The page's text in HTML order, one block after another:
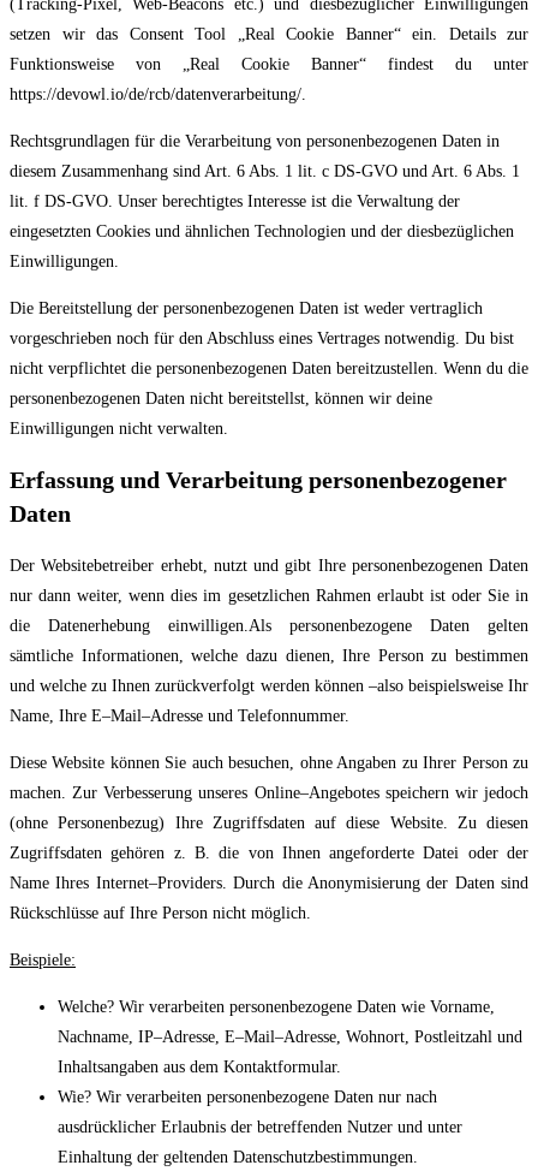
(Tracking-Pixel, Web-Beacons etc.) und diesbezüglicher Einwilligungen
setzen wir das Consent Tool „Real Cookie Banner“ ein. Details zur
Funktionsweise von „Real Cookie Banner“ findest du unter
https://devowl.io/de/rcb/datenverarbeitung/.
Rechtsgrundlagen für die Verarbeitung von personenbezogenen Daten in
diesem Zusammenhang sind Art. 6 Abs. 1 lit. c DS-GVO und Art. 6 Abs. 1
lit. f DS-GVO. Unser berechtigtes Interesse ist die Verwaltung der
eingesetzten Cookies und ähnlichen Technologien und der diesbezüglichen
Einwilligungen.
Die Bereitstellung der personenbezogenen Daten ist weder vertraglich
vorgeschrieben noch für den Abschluss eines Vertrages notwendig. Du bist
nicht verpflichtet die personenbezogenen Daten bereitzustellen. Wenn du die
personenbezogenen Daten nicht bereitstellst, können wir deine
Einwilligungen nicht verwalten.
Erfassung und Verarbeitung personenbezogener
Daten
Der Websitebetreiber erhebt, nutzt und gibt Ihre personenbezogenen Daten
nur dann weiter,wenn dies im gesetzlichen Rahmen erlaubt ist oder Sie in
die Datenerhebung einwilligen. Als personenbezogene Daten gelten
sämtliche Informationen, welche dazu dienen, Ihre Person zu bestimmen
und welche zu Ihnen zurückverfolgt werden können –also beispielsweise Ihr
Name, Ihre E–Mail–Adresse und Telefonnummer.
Diese Website können Sie auch besuchen, ohne Angaben zu Ihrer Person zu
machen. ZurVerbesserung unseres Online–Angebotes speichern wir jedoch
(ohne Personenbezug) Ihre Zugriffsdaten auf diese Website. Zu diesen
Zugriffsdaten gehören z. B. die von Ihnenangeforderte Datei oder der
Name Ihres Internet–Providers. Durch die Anonymisierung der Daten sind
Rückschlüsse auf Ihre Person nicht möglich.
Beispiele:
Welche? Wir verarbeiten personenbezogene Daten wie Vorname,
Nachname, IP–Adresse, E–Mail–Adresse, Wohnort, Postleitzahl und
Inhaltsangaben aus dem Kontaktformular.
Wie? Wir verarbeiten personenbezogene Daten nur nach
ausdrücklicher Erlaubnis der betreffenden Nutzer und unter
Einhaltung der geltenden Datenschutzbestimmungen.